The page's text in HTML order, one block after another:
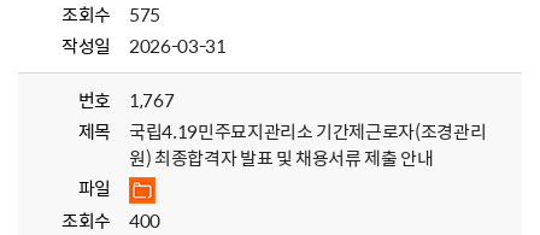
조회수
575
작성일
2026-03-31
번호
1,767
제목
국립4.19민주묘지관리소 기간제근로자(조경관리
원) 최종합격자 발표 및 채용서류 제출 안내
파일
조회수
400